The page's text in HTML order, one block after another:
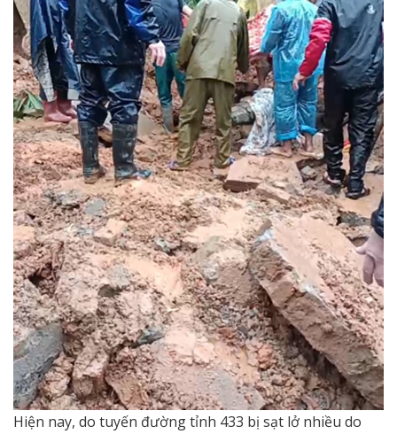
Hiện nay, do tuyến đường tỉnh 433 bị sạt lở nhiều do